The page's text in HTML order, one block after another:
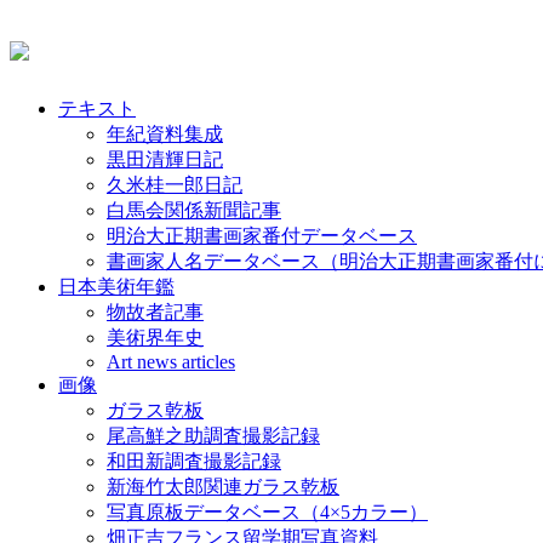
テキスト
年紀資料集成
黒田清輝日記
久米桂一郎日記
白馬会関係新聞記事
明治大正期書画家番付データベース
書画家人名データベース（明治大正期書画家番付
日本美術年鑑
物故者記事
美術界年史
Art news articles
画像
ガラス乾板
尾高鮮之助調査撮影記録
和田新調査撮影記録
新海竹太郎関連ガラス乾板
写真原板データベース（4×5カラー）
畑正吉フランス留学期写真資料